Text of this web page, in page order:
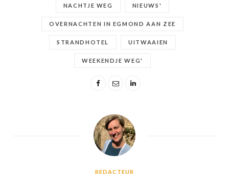
NACHTJE WEG NIEUWS'
OVERNACHTEN IN EGMOND AAN ZEE
STRANDHOTEL UITWAAIEN
WEEKENDJE WEG'
REDACTEUR